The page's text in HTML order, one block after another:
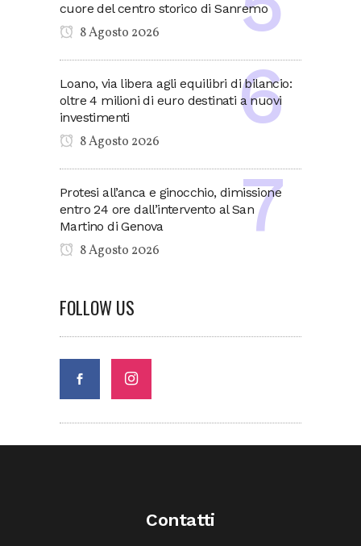
cuore del centro storico di Sanremo
8 Agosto 2026
Loano, via libera agli equilibri di bilancio:
oltre 4 milioni di euro destinati a nuovi
investimenti
8 Agosto 2026
Protesi all’anca e ginocchio, dimissione
entro 24 ore dall’intervento al San
Martino di Genova
8 Agosto 2026
FOLLOW US
Contatti